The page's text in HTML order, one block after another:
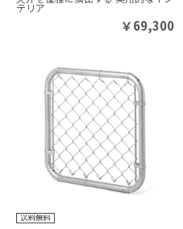
テリア
￥69,300